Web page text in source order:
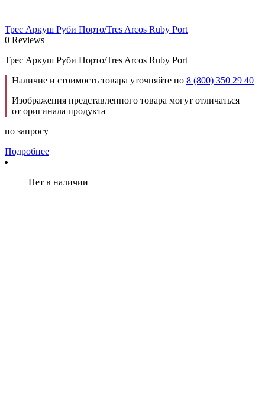
Трес Аркуш Руби Порто/Tres Arcos Ruby Port
0 Reviews
Трес Аркуш Руби Порто/Tres Arcos Ruby Port
Наличие и стоимость товара уточняйте по 8 (800) 350 29 40
Изображения представленного товара могут отличаться
от оригинала продукта
по запросу
Подробнее
Нет в наличии